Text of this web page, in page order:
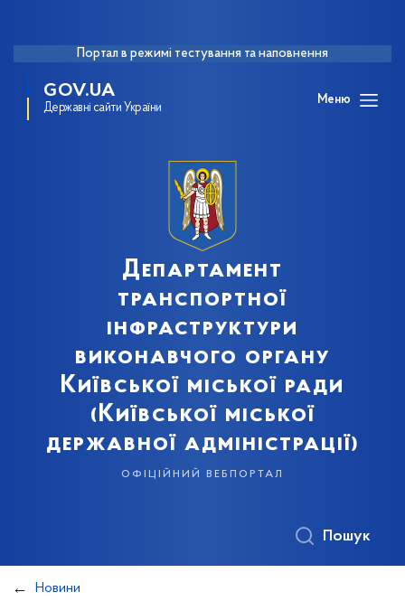
Портал в режимі тестування та наповнення
GOV.UA
Державні сайти України
Меню
Департамент
транспортної
інфраструктури
виконавчого органу
Київської міської ради
(Київської міської
державної адміністрації)
офіційний вебпортал
Пошук
Новини